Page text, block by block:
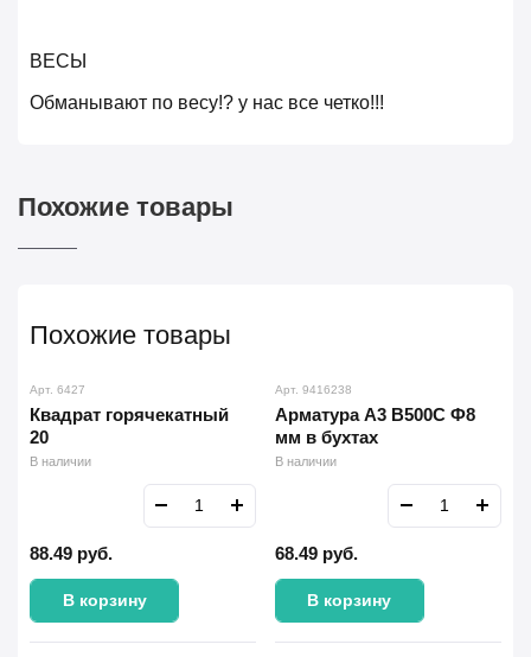
ВЕСЫ
Обманывают по весу!? у нас все четко!!!
Похожие товары
Похожие товары
Арт. 6427
Квадрат горячекатный
20
В наличии
88.49 руб.
В корзину
Арт. 9416238
Арматура А3 В500С Ф8
мм в бухтах
В наличии
68.49 руб.
В корзину